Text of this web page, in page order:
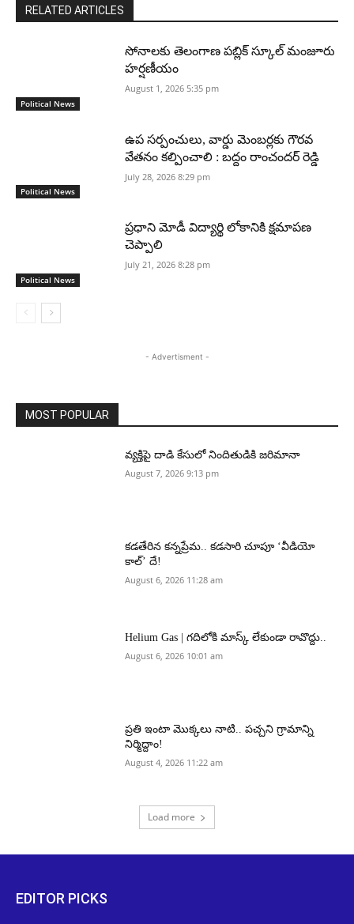
RELATED ARTICLES
Political News
సోనాలకు తెలంగాణ పబ్లిక్ స్కూల్ మంజూరు
హర్షణీయం
August 1, 2026 5:35 pm
Political News
ఉప సర్పంచులు, వార్డు మెంబర్లకు గౌరవ
వేతనం కల్పించాలి : బద్దం రాంచందర్ రెడ్డి
July 28, 2026 8:29 pm
Political News
ప్రధాని మోడీ విద్యార్థి లోకానికి క్షమాపణ
చెప్పాలి
July 21, 2026 8:28 pm
- Advertisment -
MOST POPULAR
వ్యక్తిపై దాడి కేసులో నిందితుడికి జరిమానా
August 7, 2026 9:13 pm
కడతేరిన కన్నప్రేమ.. కడసారి చూపూ ‘వీడియో
కాల్’ దే!
August 6, 2026 11:28 am
Helium Gas | గదిలోకి మాస్క్ లేకుండా రావొద్దు..
August 6, 2026 10:01 am
ప్రతి ఇంటా మొక్కలు నాటి.. పచ్చని గ్రామాన్ని
నిర్మిద్దాం!
August 4, 2026 11:22 am
Load more
EDITOR PICKS